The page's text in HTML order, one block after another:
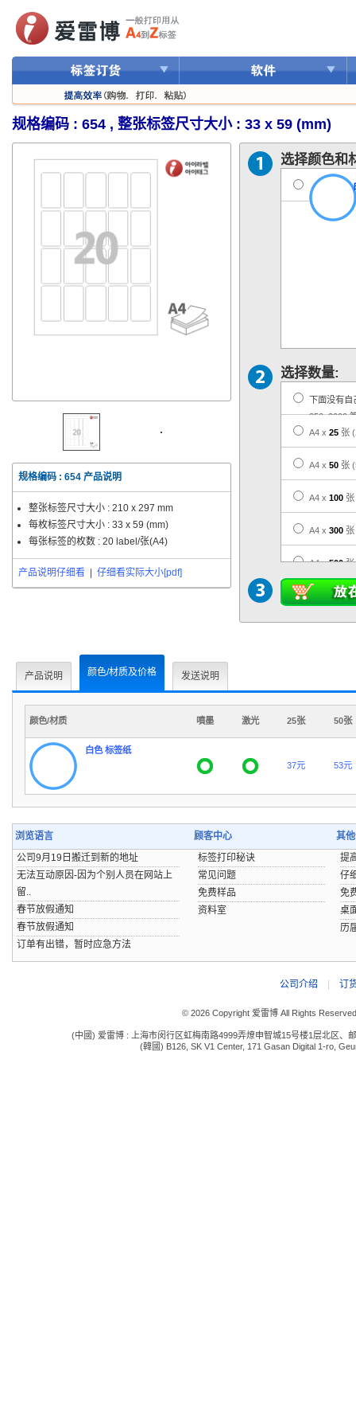
规格编码 : 654 , 整张标签尺寸大小 : 33 x 59 (mm)
规格编码 : 654 产品说明
整张标签尺寸大小 : 210 x 297 mm
每枚标签尺寸大小 : 33 x 59 (mm)
每张标签的枚数 : 20 label/张(A4)
产品说明仔细看 仔细看实际大小[pdf]
选择颜色和
选择数量:
下面没有自
350, 2000
A4 x 25 张
A4 x 50 张
A4 x 100 张
A4 x 300 张
A4 x500张
1,000
产品说明 颜色/材质及价格 发送说明
颜色/材质 噴墨 激光 25张 50张
白色 标签纸
37元
53元
浏览语言
公司9月19日搬迁到新的地址
无法互动原因-因为个别人员在网站上
留..
春节放假通知
春节放假通知
订单有出错，暂时应急方法
顾客中心
标签打印秘诀
常见问题
免费样品
资料室
其
提
仔
免
桌
历
公司介绍 订
© 2026 Copyright 爱雷博 All Rights
(中國) 爱雷博 : 上海市闵行区虹梅南路4999弄燎申智城15号楼1层北区、
(韓國) B126, SK V1 Center, 171 Gasan Digital 1-ro,